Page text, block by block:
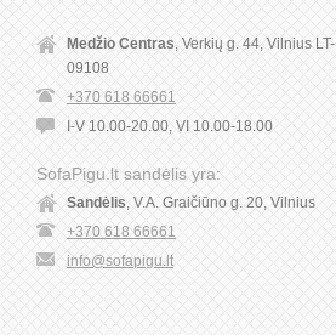
Medžio Centras , Verkių g. 44, Vilnius LT-
09108
+370 618 66661
I-V 10.00-20.00, VI 10.00-18.00
SofaPigu.lt sandėlis yra:
Sandėlis , V.A. Graičiūno g. 20, Vilnius
+370 618 66661
info@sofapigu.lt